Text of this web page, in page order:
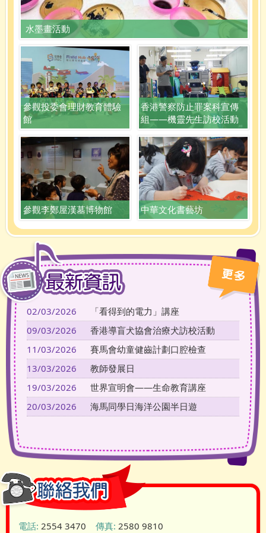
水墨畫活動
參觀投委會理財教育體驗
館
香港警察防止罪案科宣傳
組——機靈先生訪校活動
參觀李鄭屋漢墓博物館 中華文化書藝坊
02/03/2026
「看得到的電力」講座
09/03/2026
香港導盲犬協會治療犬訪校活動
11/03/2026
賽馬會幼童健齒計劃口腔檢查
13/03/2026
教師發展日
19/03/2026
世界宣明會——生命教育講座
20/03/2026
海馬同學日海洋公園半日遊
電話: 2554 3470 傳真: 2580 9810